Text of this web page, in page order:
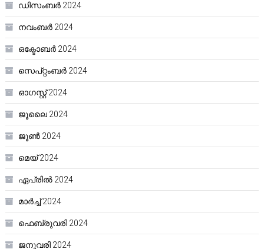
ഡിസംബർ 2024
നവംബർ 2024
ഒക്ടോബർ 2024
സെപ്റ്റംബർ 2024
ഓഗസ്റ്റ്‌ 2024
ജൂലൈ 2024
ജൂൺ 2024
മെയ്‌ 2024
ഏപ്രിൽ 2024
മാർച്ച്‌ 2024
ഫെബ്രുവരി 2024
ജനുവരി 2024